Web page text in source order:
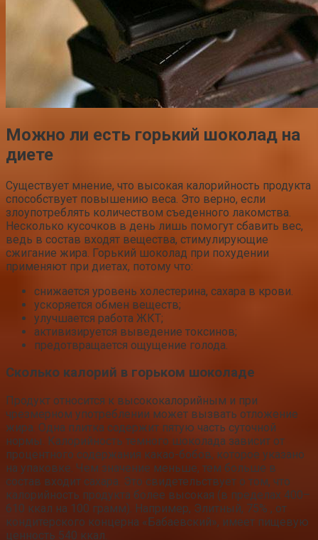
Можно ли есть горький шоколад на
диете
Существует мнение, что высокая калорийность продукта
способствует повышению веса. Это верно, если
злоупотреблять количеством съеденного лакомства.
Несколько кусочков в день лишь помогут сбавить вес,
ведь в состав входят вещества, стимулирующие
сжигание жира. Горький шоколад при похудении
применяют при диетах, потому что:
снижается уровень холестерина, сахара в крови.
ускоряется обмен веществ;
улучшается работа ЖКТ;
активизируется выведение токсинов;
предотвращается ощущение голода.
Сколько калорий в горьком шоколаде
Продукт относится к высококалорийным и при
чрезмерном употреблении может вызвать отложение
жира. Одна плитка содержит пятую часть суточной
нормы. Калорийность темного шоколада зависит от
процентного содержания какао-бобов, которое указано
на упаковке. Чем значение меньше, тем больше в
состав входит сахара. Это свидетельствует о том, что
калорийность продукта более высокая (в пределах 400–
610 ккал на 100 грамм). Например, Элитный, 75% , от
кондитерского концерна «Бабаевский», имеет пищевую
ценность 540 ккал.